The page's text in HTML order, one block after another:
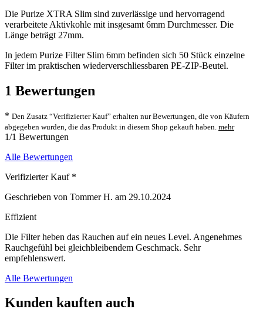
Die Purize XTRA Slim sind zuverlässige und hervorragend
verarbeitete Aktivkohle mit insgesamt 6mm Durchmesser. Die
Länge beträgt 27mm.
In jedem Purize Filter Slim 6mm befinden sich 50 Stück einzelne
Filter im praktischen wiederverschliessbaren PE-ZIP-Beutel.
1 Bewertungen
* Den Zusatz “Verifizierter Kauf” erhalten nur Bewertungen, die von Käufern
abgegeben wurden, die das Produkt in diesem Shop gekauft haben. mehr
1/1 Bewertungen
Alle Bewertungen
Verifizierter Kauf *
Geschrieben von Tommer H. am 29.10.2024
Effizient
Die Filter heben das Rauchen auf ein neues Level. Angenehmes
Rauchgefühl bei gleichbleibendem Geschmack. Sehr
empfehlenswert.
Alle Bewertungen
Kunden kauften auch